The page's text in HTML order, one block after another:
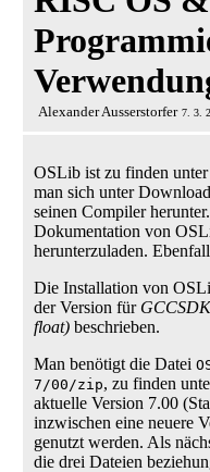
Alexander Ausserstorfer 7. 3.
OSLib ist zu finden unter
man sich unter
seinen Compiler
Dokumentation von
herunterzuladen.
Die Installation von
der Version für
float) beschrieben.
Man benötigt die Datei
7/00/zip, zu finden
aktuelle Version 7.00
inzwischen eine neuere
genutzt werden. Als
die drei Dateien